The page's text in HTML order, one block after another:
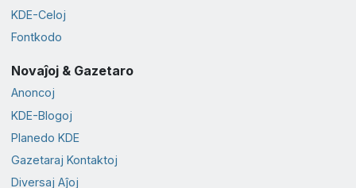
KDE-Celoj
Fontkodo
Novaĵoj & Gazetaro
Anoncoj
KDE-Blogoj
Planedo KDE
Gazetaraj Kontaktoj
Diversaj Aĵoj